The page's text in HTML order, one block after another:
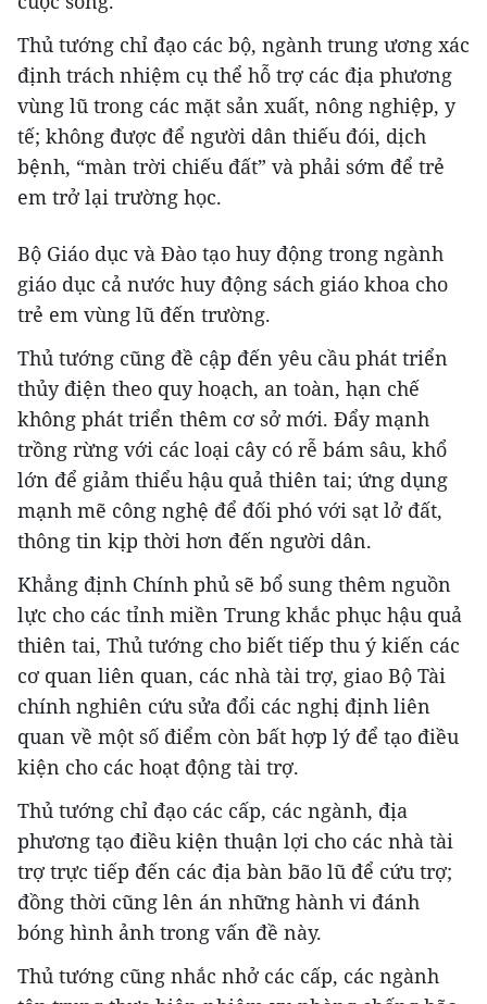
Thủ tướng chỉ đạo các bộ, ngành trung ương xác
định trách nhiệm cụ thể hỗ trợ các địa phương
vùng lũ trong các mặt sản xuất, nông nghiệp, y
tế; không được để người dân thiếu đói, dịch
bệnh, “màn trời chiếu đất” và phải sớm để trẻ
em trở lại trường học.
Bộ Giáo dục và Đào tạo huy động trong ngành
giáo dục cả nước huy động sách giáo khoa cho
trẻ em vùng lũ đến trường.
Thủ tướng cũng đề cập đến yêu cầu phát triển
thủy điện theo quy hoạch, an toàn, hạn chế
không phát triển thêm cơ sở mới. Đẩy mạnh
trồng rừng với các loại cây có rễ bám sâu, khổ
lớn để giảm thiểu hậu quả thiên tai; ứng dụng
mạnh mẽ công nghệ để đối phó với sạt lở đất,
thông tin kịp thời hơn đến người dân.
Khẳng định Chính phủ sẽ bổ sung thêm nguồn
lực cho các tỉnh miền Trung khắc phục hậu quả
thiên tai, Thủ tướng cho biết tiếp thu ý kiến các
cơ quan liên quan, các nhà tài trợ, giao Bộ Tài
chính nghiên cứu sửa đổi các nghị định liên
quan về một số điểm còn bất hợp lý để tạo điều
kiện cho các hoạt động tài trợ.
Thủ tướng chỉ đạo các cấp, các ngành, địa
phương tạo điều kiện thuận lợi cho các nhà tài
trợ trực tiếp đến các địa bàn bão lũ để cứu trợ;
đồng thời cũng lên án những hành vi đánh
bóng hình ảnh trong vấn đề này.
Thủ tướng cũng nhắc nhở các cấp, các ngành